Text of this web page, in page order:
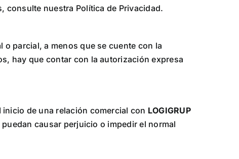
consulte nuestra Política de Privacidad.
parcial, a menos que se cuente con la
hay que contar con la autorización expresa
de una relación comercial con LOGIGRUP
causar perjuicio o impedir el normal